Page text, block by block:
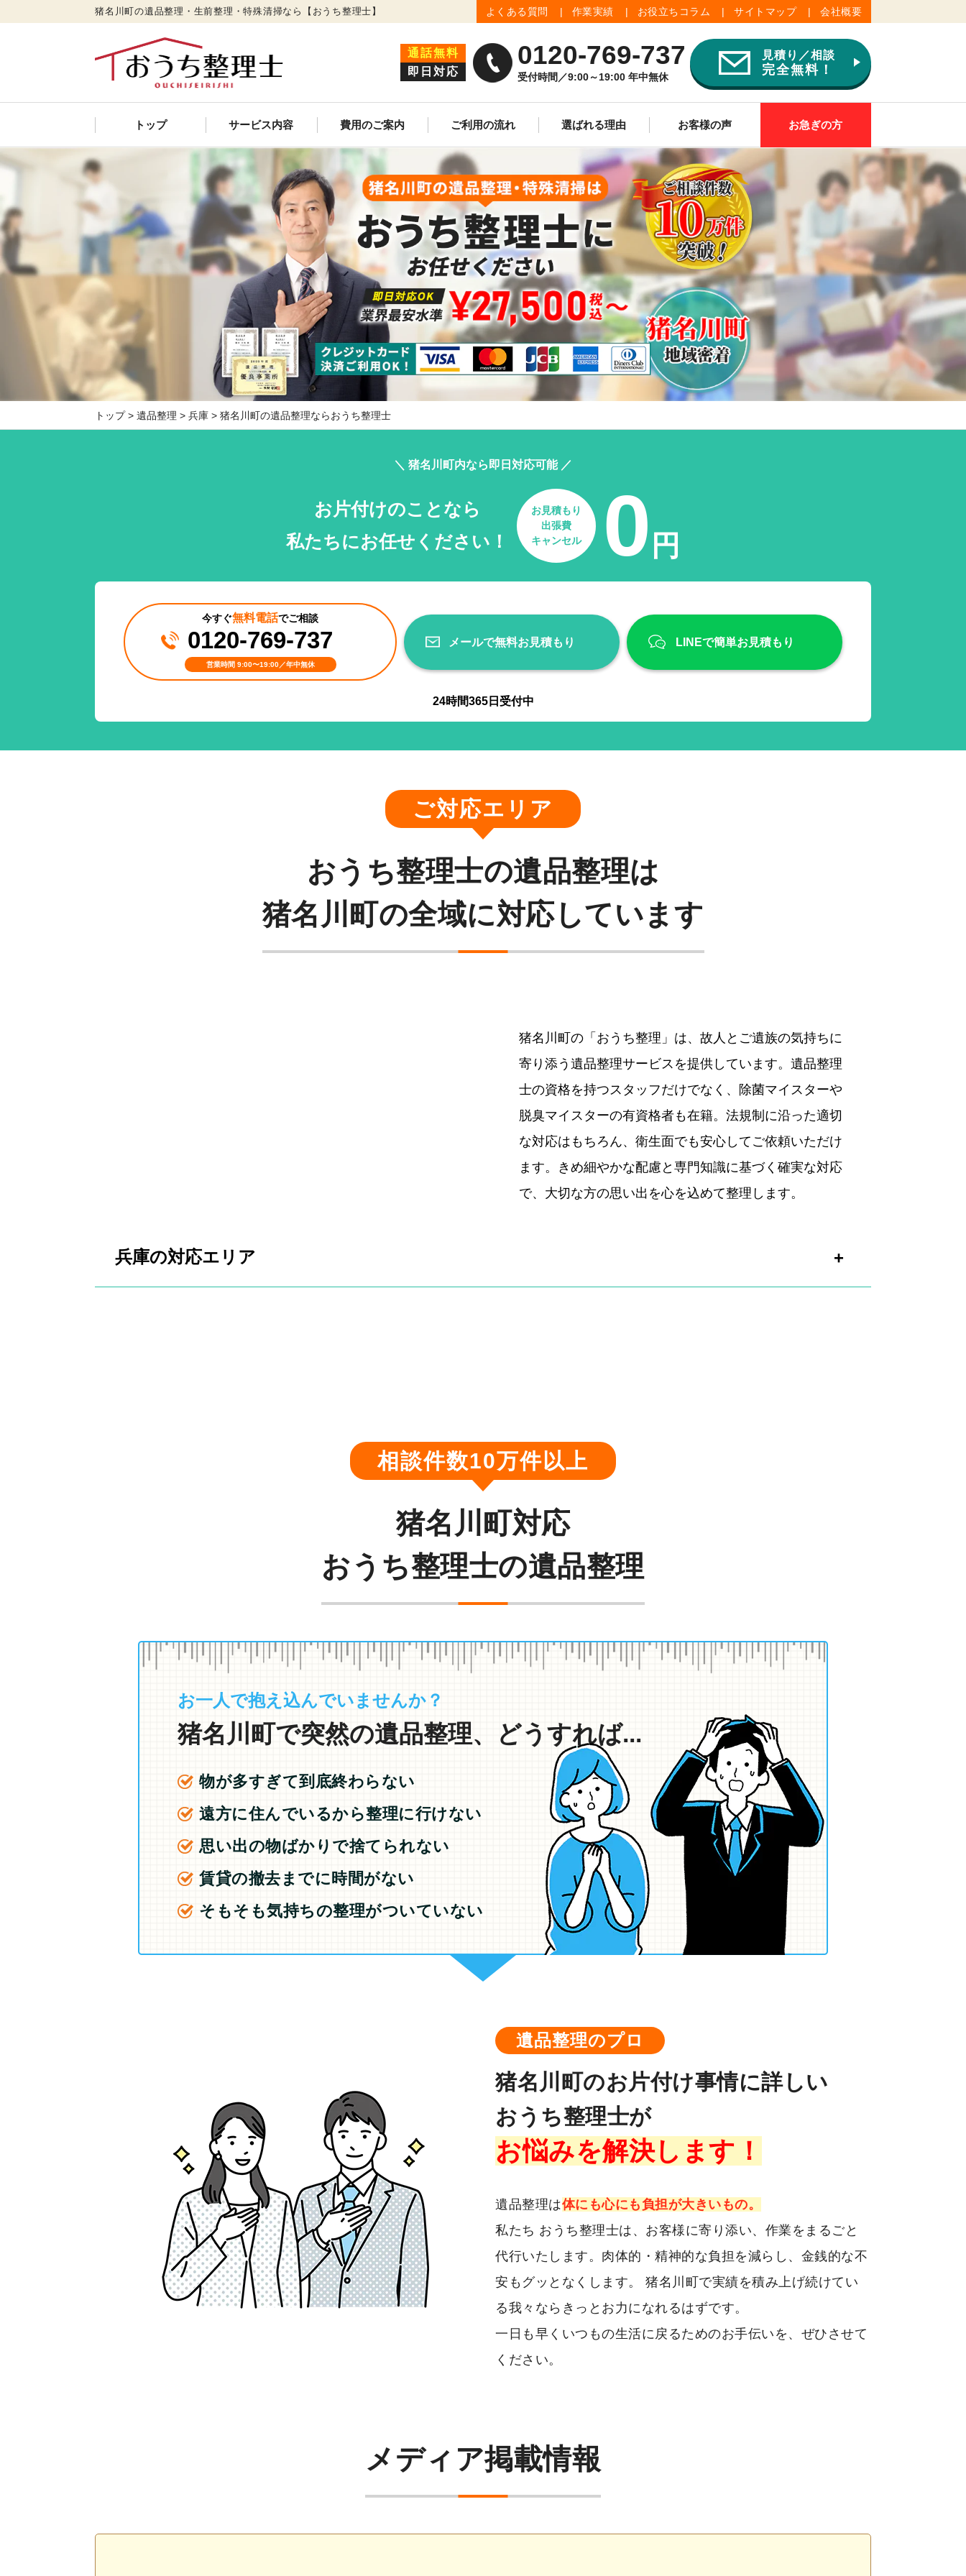
猪名川町の遺品整理・生前整理・特殊清掃なら【おうち整理士】 よくある質問 作業実績 お役立ちコラム サイトマップ 会社概要
通話無料
即日対応
0120-769-737
受付時間／9:00～19:00 年中無休
見積り／相談
完全無料！
トップ サービス内容
遺品整理 特殊清掃 生前整理 遺品買取査定 ゴミ屋敷清掃 ご供養
費用のご案内 ご利用の流れ 選ばれる理由 お客様の声 お急ぎの方
トップ 遺品整理 兵庫 猪名川町の遺品整理ならおうち整理士
＼ 猪名川町内なら即日対応可能 ／
お見積もり
出張費
キャンセル
0 円
お片付けのことなら
私たちにお任せください！
今すぐ無料電話でご相談
0120-769-737
営業時間 9:00〜19:00／年中無休
メールで無料お見積もり LINEで簡単お見積もり
24時間365日受付中
ご対応エリア
おうち整理士の遺品整理は
猪名川町の全域に対応しています
猪名川町の「おうち整理」は、故人とご遺族の気持ちに
寄り添う遺品整理サービスを提供しています。遺品整理
士の資格を持つスタッフだけでなく、除菌マイスターや
脱臭マイスターの有資格者も在籍。法規制に沿った適切
な対応はもちろん、衛生面でも安心してご依頼いただけ
ます。きめ細やかな配慮と専門知識に基づく確実な対応
で、大切な方の思い出を心を込めて整理します。
兵庫の対応エリア
相談件数10万件以上
猪名川町対応
おうち整理士の遺品整理
お一人で抱え込んでいませんか？
猪名川町で突然の遺品整理、どうすれば...
物が多すぎて到底終わらない
遠方に住んでいるから整理に行けない
思い出の物ばかりで捨てられない
賃貸の撤去までに時間がない
そもそも気持ちの整理がついていない
遺品整理のプロ
猪名川町のお片付け事情に詳しい
おうち整理士が
お悩みを解決します！
遺品整理は体にも心にも負担が大きいもの。
私たち おうち整理士は、お客様に寄り添い、作業をまるごと
代行いたします。肉体的・精神的な負担を減らし、金銭的な不
安もグッとなくします。 猪名川町で実績を積み上げ続けてい
る我々ならきっとお力になれるはずです。
一日も早くいつもの生活に戻るためのお手伝いを、ぜひさせて
ください。
メディア掲載情報